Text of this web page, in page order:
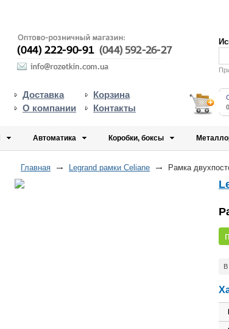
Доставка
Корзина
О компании
Контакты
0
Автоматика Коробки, боксы
Главная Legrand рамки Celiane Рамка
В